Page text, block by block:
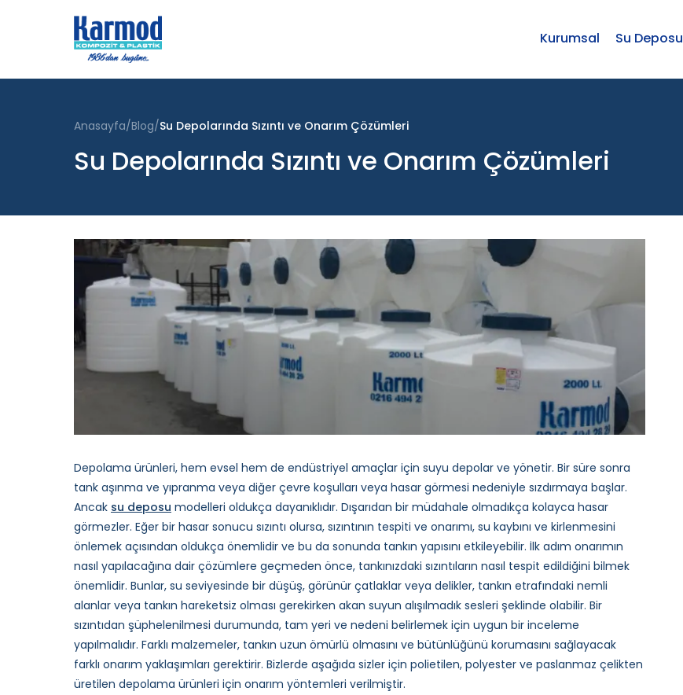
Kurumsal Su Deposu
Anasayfa Blog Su Depolarında Sızıntı ve Onarım Çözümleri
Su Depolarında Sızıntı ve Onarım Çözümleri
Depolama ürünleri, hem evsel hem de endüstriyel amaçlar için suyu depolar ve yönetir. Bir süre sonra
tank aşınma ve yıpranma veya diğer çevre koşulları veya hasar görmesi nedeniyle sızdırmaya başlar.
Ancak su deposu modelleri oldukça dayanıklıdır. Dışarıdan bir müdahale olmadıkça kolayca hasar
görmezler. Eğer bir hasar sonucu sızıntı olursa, sızıntının tespiti ve onarımı, su kaybını ve kirlenmesini
önlemek açısından oldukça önemlidir ve bu da sonunda tankın yapısını etkileyebilir. İlk adım onarımın
nasıl yapılacağına dair çözümlere geçmeden önce, tankınızdaki sızıntıların nasıl tespit edildiğini bilmek
önemlidir. Bunlar, su seviyesinde bir düşüş, görünür çatlaklar veya delikler, tankın etrafındaki nemli
alanlar veya tankın hareketsiz olması gerekirken akan suyun alışılmadık sesleri şeklinde olabilir. Bir
sızıntıdan şüphelenilmesi durumunda, tam yeri ve nedeni belirlemek için uygun bir inceleme
yapılmalıdır. Farklı malzemeler, tankın uzun ömürlü olmasını ve bütünlüğünü korumasını sağlayacak
farklı onarım yaklaşımları gerektirir. Bizlerde aşağıda sizler için polietilen, polyester ve paslanmaz çelikten
üretilen depolama ürünleri için onarım yöntemleri verilmiştir.